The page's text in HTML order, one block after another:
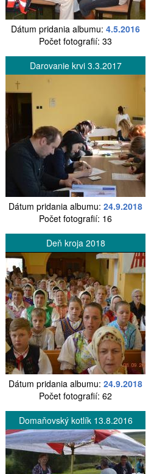
Dátum pridania albumu:4.5.2016
Počet fotografií: 33
Darovanie krvi 3.3.2017
Dátum pridania albumu:24.9.2018
Počet fotografií: 16
Deň kroja 2018
Dátum pridania albumu:24.9.2018
Počet fotografií: 62
Domaňovský kotlík 13.8.2016